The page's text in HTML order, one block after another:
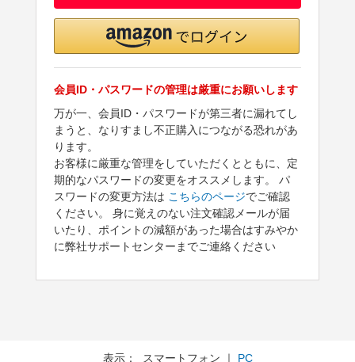
会員ID・パスワードの管理は厳重にお願いします
万が一、会員ID・パスワードが第三者に漏れてし
まうと、なりすまし不正購入につながる恐れがあ
ります。
お客様に厳重な管理をしていただくとともに、定
期的なパスワードの変更をオススメします。 パ
スワードの変更方法は こちらのページでご確認
ください。 身に覚えのない注文確認メールが届
いたり、ポイントの減額があった場合はすみやか
に弊社サポートセンターまでご連絡ください
表示： スマートフォン ｜ PC